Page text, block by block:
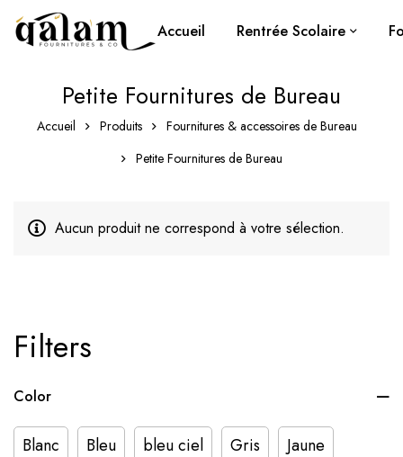
Accueil Rentrée Scolaire
Petite Fournitures de Bureau
Accueil Produits
Fournitures & accessoires de Bureau
Petite Fournitures de Bureau
Filters
Color
Blanc Bleu bleu ciel Gris
Jaune
Aucun produit ne correspond à votre sélection.